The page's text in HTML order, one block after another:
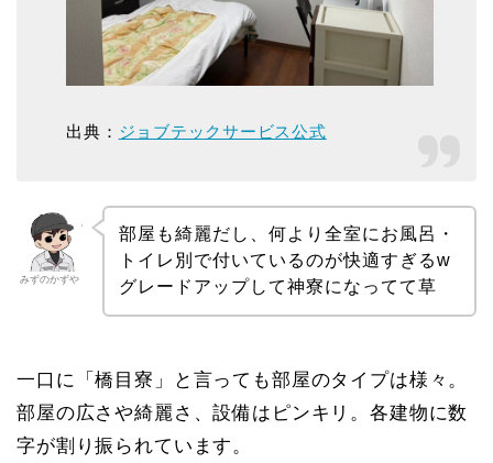
出典： ジョブテックサービス公式
みずのかずや
部屋も綺麗だし、何より全室にお風呂・
トイレ別で付いているのが快適すぎるw
グレードアップして神寮になってて草
一口に「橋目寮」と言っても部屋のタイプは様々。
部屋の広さや綺麗さ、設備はピンキリ。各建物に数
字が割り振られています。